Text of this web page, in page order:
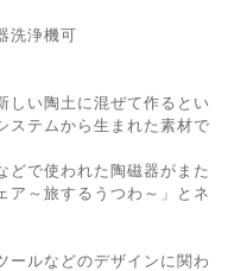
洗浄機可
しい陶土に混ぜて作るとい
ステムから生まれた素材で
どで使われた陶磁器がまた
ア～旅するうつわ～」とネ
ールなどのデザインに関わ